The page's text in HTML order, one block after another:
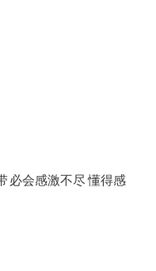
必会感激不尽 懂得感